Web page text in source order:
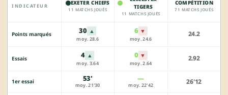
INDICATEUR EXETER CHIEFS
11 MATCHS JOUÉS
TIGERS
11 MATCHS JOUÉS
COMPÉTITION
71 MATCHS JOUÉS
Points marqués 30 ▲
moy. 28.6
6 ▼
moy. 24.6
24.2
Essais 4 ▲
moy. 3.64
0 ▼
moy. 2.64
2.92
1er essai 53'
moy. 21'30
—
moy. 22'42 26'12